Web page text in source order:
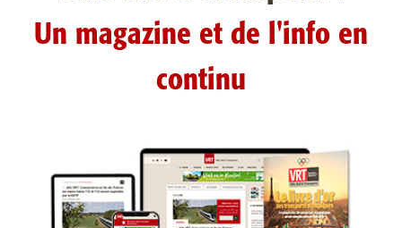
Un magazine et de l'info en
continu